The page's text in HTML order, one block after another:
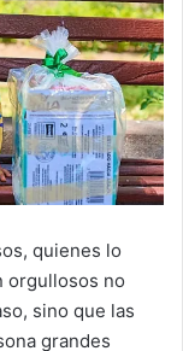
quienes lo
orgullosos no
sino que las
grandes